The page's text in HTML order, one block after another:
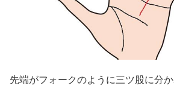
先端がフォークのように三ツ股に分